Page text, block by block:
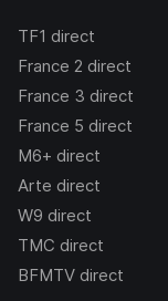
TF1 direct
France 2 direct
France 3 direct
France 5 direct
M6+ direct
Arte direct
W9 direct
TMC direct
BFMTV direct